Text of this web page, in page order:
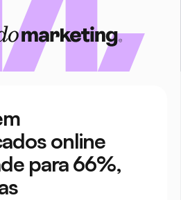
online
para 66%,